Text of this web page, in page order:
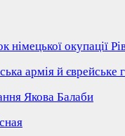
німецької окупації
армія й єврейське
Якова Балаби